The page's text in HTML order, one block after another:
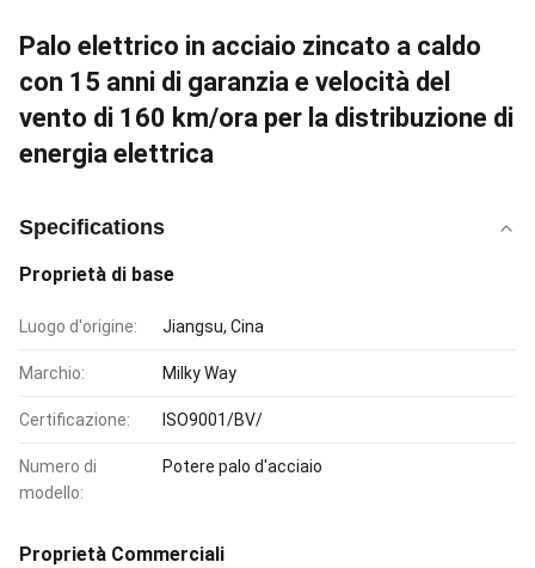
Palo elettrico in acciaio zincato a caldo
con 15 anni di garanzia e velocità del
vento di 160 km/ora per la distribuzione di
energia elettrica
Specifications
Proprietà di base
Luogo d'origine: Jiangsu, Cina
Marchio: Milky Way
Certificazione: ISO9001/BV/
Numero di
modello:
Potere palo d'acciaio
Proprietà Commerciali